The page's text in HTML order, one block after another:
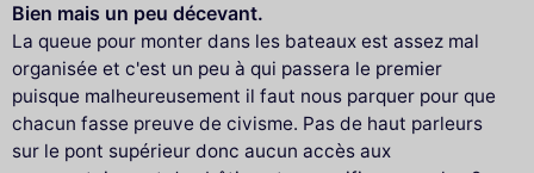
Bien mais un peu décevant.
La queue pour monter dans les bateaux est assez mal
organisée et c'est un peu à qui passera le premier
puisque malheureusement il faut nous parquer pour que
chacun fasse preuve de civisme. Pas de haut parleurs
sur le pont supérieur donc aucun accès aux